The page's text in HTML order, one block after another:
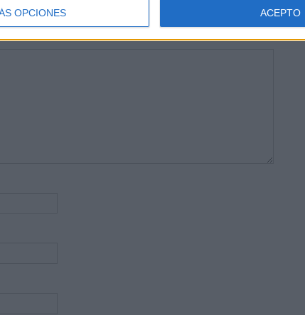
OPCIONES ACEPTO
Los campos obligatorios están marcados con